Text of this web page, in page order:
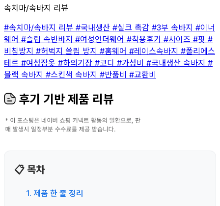
속치마/속바지 리뷰
#속치마/속바지 리뷰 #국내생산 #실크 촉감 #3부 속바지 #이너
웨어 #슬립 속반바지 #여성언더웨어 #착용후기 #사이즈 #핏 #
비침방지 #허벅지 쓸림 방지 #홈웨어 #레이스속바지 #폴리에스
테르 #여성잠옷 #하의기장 #코디 #가성비 #국내생산 속바지 #
블랙 속바지 #스킨색 속바지 #반품비 #교환비
후기 기반 제품 리뷰
📋 목차
1. 제품 한 줄 정리